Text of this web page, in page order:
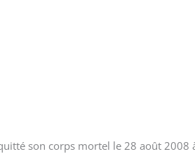
son corps mortel le 28 août 2008